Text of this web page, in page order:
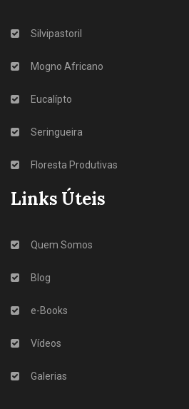
Silvipastoril
Mogno Africano
Eucalípto
Seringueira
Floresta Produtivas
Links Úteis
Quem Somos
Blog
e-Books
Vídeos
Galerias